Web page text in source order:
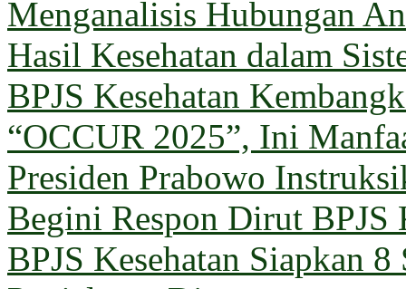
Menganalisis Hubungan
Hasil Kesehatan dalam
BPJS Kesehatan
“OCCUR 2025”, Ini
Presiden Prabowo
Begini Respon Dirut BPJS
BPJS Kesehatan Siapkan